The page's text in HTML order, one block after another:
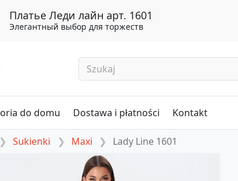
Платье Леди лайн арт. 1601
Элегантный выбор для торжеств
do domu Dostawa i płatności Kontakt
Sukienki Maxi Lady Line 1601